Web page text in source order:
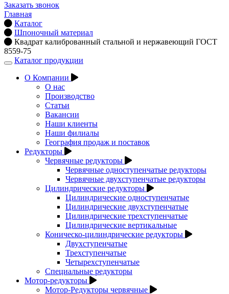
Заказать звонок
Главная
Каталог
Шпоночный материал
Квадрат калиброванный стальной и нержавеющий ГОСТ
8559‑75
Открыть
навигацию
Каталог продукции
О Компании
О нас
Производство
Статьи
Вакансии
Наши клиенты
Наши филиалы
География продаж и поставок
Редукторы
Червячные редукторы
Червячные одноступенчатые редукторы
Червячные двухступенчатые редукторы
Цилиндрические редукторы
Цилиндрические одноступенчатые
Цилиндрические двухступенчатые
Цилиндрические трехступенчатые
Цилиндрические вертикальные
Коническо-цилиндрические редукторы
Двухступенчатые
Трехступенчатые
Четырехступенчатые
Специальные редукторы
Мотор-редукторы
Мотор-Редукторы червячные